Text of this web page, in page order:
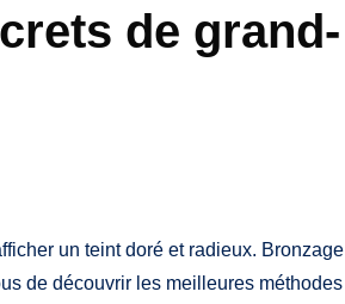
de grand-
un teint doré et radieux. Bronzage
de découvrir les meilleures méthodes